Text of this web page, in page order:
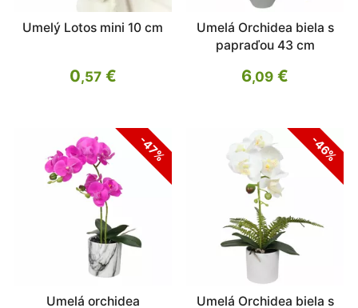
Umelý Lotos mini 10 cm
0,57€
Umelá Orchidea biela s
papraďou 43 cm
6,09 €
-47%
Umelá orchidea
-46%
Umelá Orchidea biela s